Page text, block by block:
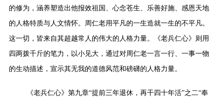
的修为，涵养塑造出他报效祖国、心念苍生、乐善好施、感恩天地
的人格特质与人文情怀。周仁老用平凡的一生造就一生的不平凡。
这一切，皆来自其超越常人的伟大的人格力量。《老兵仁心》则用
四两拨千斤的笔力，以小见大，通过对周仁老一言一行、一事一物
的生动描述，宣示其无我的道德风范和磅礴的人格力量。
《老兵仁心》第九章“提前三年退休，再干四十年活”之二“奉